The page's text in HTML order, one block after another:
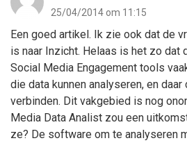
25/04/2014 om 11:15
Een goed artikel. Ik zie ook dat de
is naar Inzicht. Helaas is het zo dat
Social Media Engagement tools
die data kunnen analyseren, en
verbinden. Dit vakgebied is nog
Media Data Analist zou een
ze? De software om te analyseren